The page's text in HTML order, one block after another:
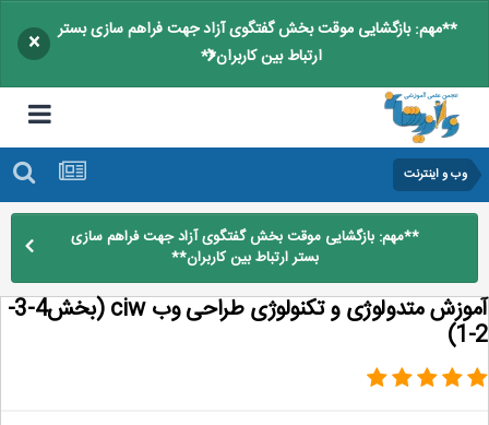
**مهم: بازگشایی موقت بخش گفتگوی آزاد جهت فراهم سازی بستر
ارتباط بین کاربران**
×
وب و اینترنت
**مهم: بازگشایی موقت بخش گفتگوی آزاد جهت فراهم سازی
بستر ارتباط بین کاربران**
آموزش متدولوژی و تکنولوژی طراحی وب ciw (بخش4-3-